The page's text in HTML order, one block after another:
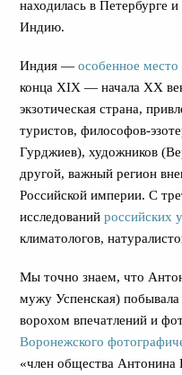
находилась в Петербурге
Индию.
Индия — особенное место
конца ХIХ — начала ХХ
экзотическая страна,
туристов, философов-
Гурджиев), художников
другой, важный регион
Российской империи. С
исследований российских
климатологов,
Мы точно знаем, что
мужу Успенская)
ворохом впечатлений и
Воронежского
«член общества Антонина